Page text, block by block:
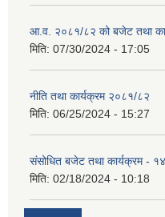
आ.व. २०८१/८२ को बजेट तथा
मिति: 07/30/2024 - 17:05
नीति तथा कार्यक्रम २०८१/८२
मिति: 06/25/2024 - 15:27
संसोधित बजेट तथा कार्यक्रम -
मिति: 02/18/2024 - 10:18